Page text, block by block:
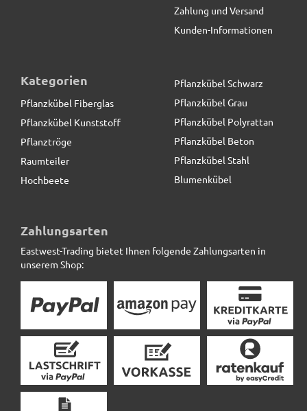
46,80 € *
Zahlung und Versand
Kunden-Informationen
Kategorien
Pflanzkübel Fiberglas
Pflanzkübel Kunststoff
Pflanztröge
Raumteiler
Hochbeete
Pflanzkübel Schwarz
Pflanzkübel Grau
Pflanzkübel Polyrattan
Pflanzkübel Beton
Pflanzkübel Stahl
Blumenkübel
Zahlungsarten
Eastwest-Trading bietet Ihnen folgende Zahlungsarten in
unserem Shop: